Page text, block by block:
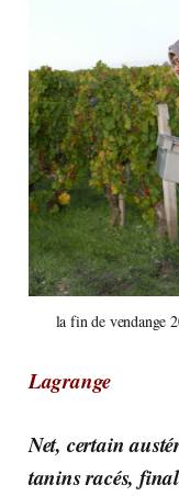
la fin de vendange
Lagrange
Net, certain
tanins racés,